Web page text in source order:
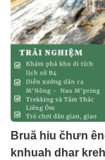
Bruă hiu čhưn
knhuah dhar